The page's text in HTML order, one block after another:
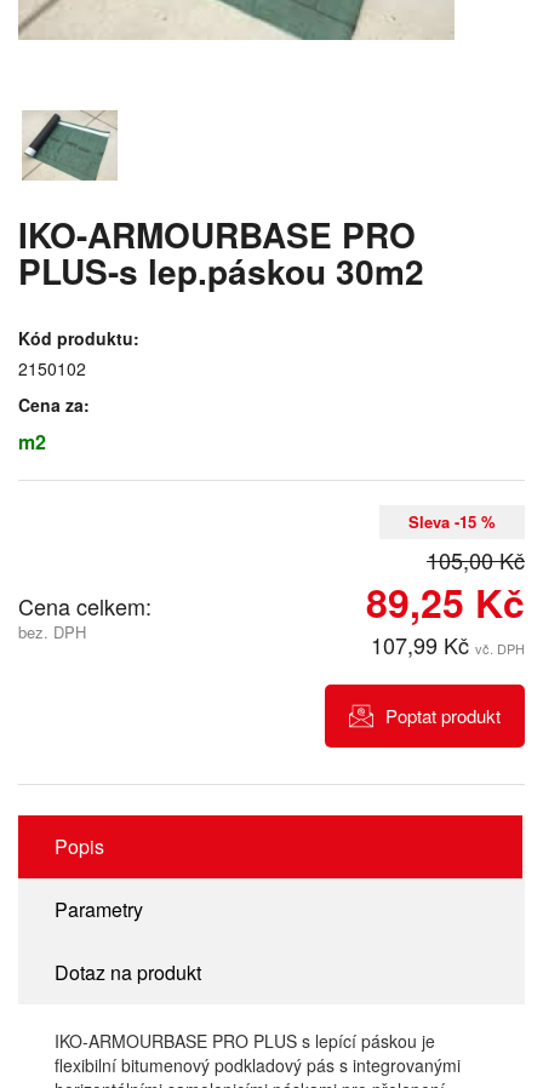
IKO-ARMOURBASE PRO
PLUS-s lep.páskou 30m2
Kód produktu:
2150102
Cena za:
m2
Sleva -15 %
105,00 Kč
Cena celkem:
bez. DPH
89,25 Kč
107,99 Kč vč. DPH
Poptat produkt
Popis
Parametry
Dotaz na produkt
IKO-ARMOURBASE PRO PLUS s lepící páskou je
flexibilní bitumenový podkladový pás s integrovanými